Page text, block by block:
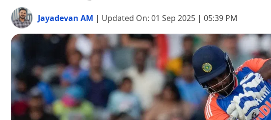
Jayadevan AM | Updated On: 01 Sep 2025 | 05:39 PM